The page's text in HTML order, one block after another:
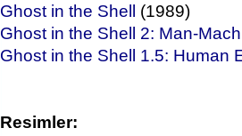
Ghost in the Shell
(1989)
Ghost in the Shell 2: Man-
Ghost in the Shell 1.5: Human
Resimler: